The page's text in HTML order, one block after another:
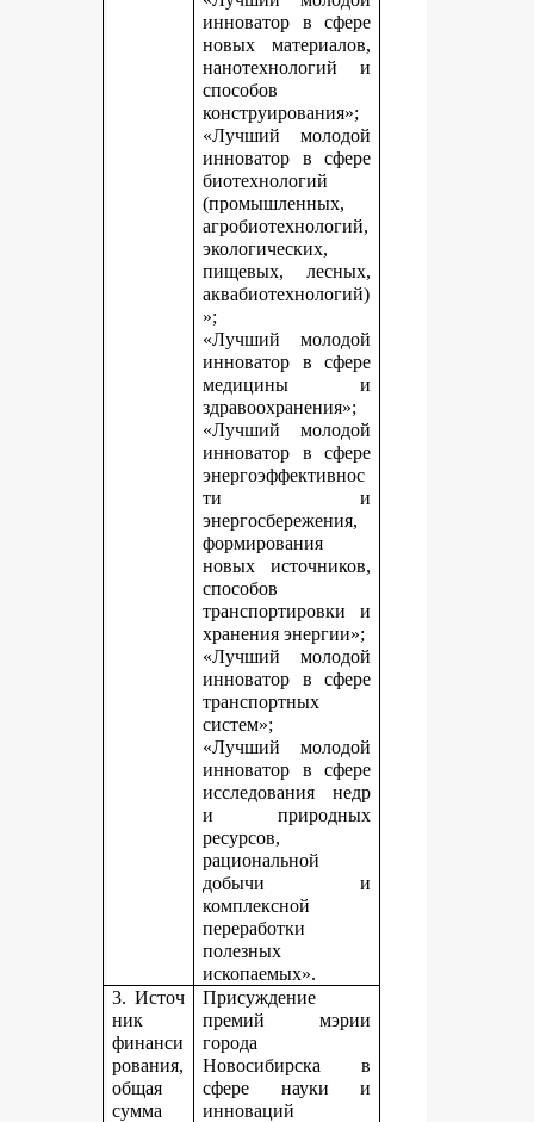
инноватор в сфере
новых материалов,
нанотехнологий и
способов
конструирования»;
«Лучший молодой
инноватор в сфере
биотехнологий
(промышленных,
агробиотехнологий,
экологических,
пищевых, лесных,
аквабиотехнологий)
»;
«Лучший молодой
инноватор в сфере
медицины и
здравоохранения»;
«Лучший молодой
инноватор в сфере
энергоэффективнос
ти и
энергосбережения,
формирования
новых источников,
способов
транспортировки и
хранения энергии»;
«Лучший молодой
инноватор в сфере
транспортных
систем»;
«Лучший молодой
инноватор в сфере
исследования недр
и природных
ресурсов,
рациональной
добычи и
комплексной
переработки
полезных
ископаемых».
3. Источ
ник
финанси
рования,
общая
сумма
Присуждение
премий мэрии
города
Новосибирска в
сфере науки и
инноваций